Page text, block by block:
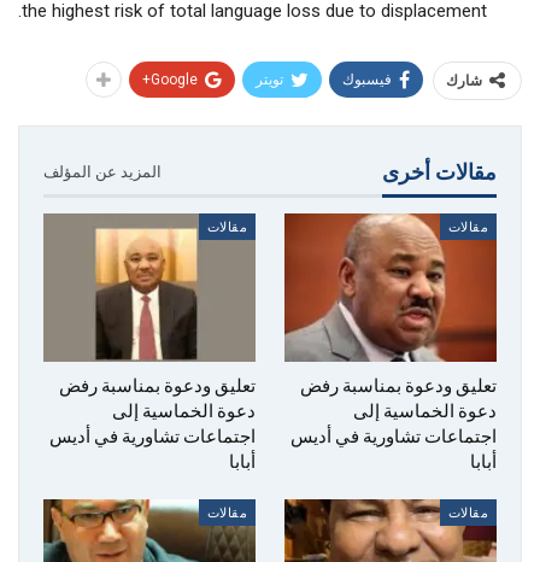
the highest risk of total language loss due to displacement.
شارك فيسبوك تويتر Google+
مقالات أخرى المزيد عن المؤلف
مقالات
تعليق ودعوة بمناسبة رفض
دعوة الخماسية إلى
اجتماعات تشاورية في أديس
أبابا
مقالات
تعليق ودعوة بمناسبة رفض
دعوة الخماسية إلى
اجتماعات تشاورية في أديس
أبابا
مقالات مقالات